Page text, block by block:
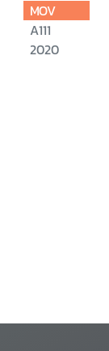
MOV
A111
2020